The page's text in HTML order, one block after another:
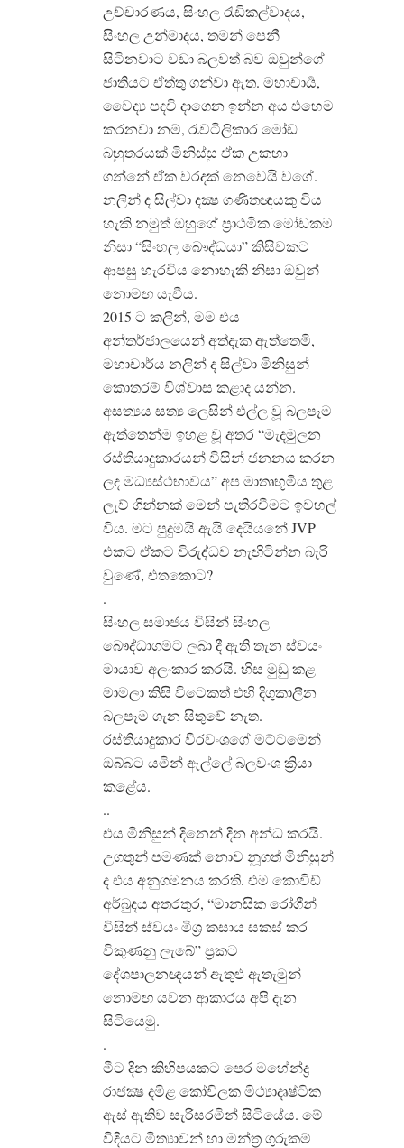
උච්චාරණය, සිංහල රැඩිකල්වාදය,
සිංහල උන්මාදය, තමන් පෙනී
සිටිනවාට වඩා බලවත් බව ඔවුන්ගේ
ජාතියට ඒත්තු ගන්වා ඇත. මහාචාර්‍ය,
වෛද්‍ය පදවි දාගෙන ඉන්න අය එහෙම
කරනවා නම්, රැවටිලිකාර මෝඩ
බහුතරයක් මිනිස්සු ඒක උකහා
ගන්නේ ඒක වරදක් නෙවෙයි වගේ.
නලින් ද සිල්වා දක්‍ෂ ගණිතඥයකු විය
හැකි නමුත් ඔහුගේ ප්‍රාථමික මෝඩකම
නිසා “සිංහල බෞද්ධයා” කිසිවකට
ආපසු හැරවිය නොහැකි නිසා ඔවුන්
නොමඟ යැවීය.
2015 ට කලින්, මම එය
අන්තර්ජාලයෙන් අත්දැක ඇත්තෙමි,
මහාචාර්ය නලින් ද සිල්වා මිනිසුන්
කොතරම් විශ්වාස කළාද යන්න.
අසත්‍යය සත්‍ය ලෙසින් එල්ල වූ බලපෑම
ඇත්තෙන්ම ඉහළ වූ අතර “මැදමුලන
රස්තියාදුකාරයන් විසින් ජනනය කරන
ලද මධ්‍යස්ථභාවය” අප මාතෘභූමිය තුළ
ලැව් ගින්නක් මෙන් පැතිරවීමට ඉවහල්
විය. මට පුදුමයි ඇයි දෙයියනේ JVP
එකට ඒකට විරුද්ධව නැඟිටින්න බැරි
වුණේ, එතකොට?
.
සිංහල සමාජය විසින් සිංහල
බෞද්ධාගමට ලබා දී ඇති තැන ස්වයං
මායාව අලංකාර කරයි. හිස මුඩු කළ
මාමලා කිසි විටෙකත් එහි දිගුකාලීන
බලපෑම ගැන සිතුවේ නැත.
රස්තියාදුකාර වීරවංශගේ මට්ටමෙන්
ඔබ්බට යමින් ඇල්ලේ බලවංශ ක්‍රියා
කළේය.
..
එය මිනිසුන් දිනෙන් දින අන්ධ කරයි.
උගතුන් පමණක් නොව නූගත් මිනිසුන්
ද එය අනුගමනය කරති. එම කොවිඩ්
අර්බුදය අතරතුර, “මානසික රෝගීන්
විසින් ස්වයං මිශ්‍ර කසාය සකස් කර
විකුණනු ලැබේ” ප්‍රකට
දේශපාලනඥයන් ඇතුළු ඇතැමුන්
නොමඟ යවන ආකාරය අපි දැන
සිටියෙමු.
.
මීට දින කිහිපයකට පෙර මහේන්ද්‍ර
රාජක්‍ෂ දමිළ කෝවිලක මිථ්‍යාදෘෂ්ටික
ඇස් ඇතිව සැරිසරමින් සිටියේය. මේ
විදියට මිත්‍යාවන් හා මන්ත්‍ර ගුරුකම්